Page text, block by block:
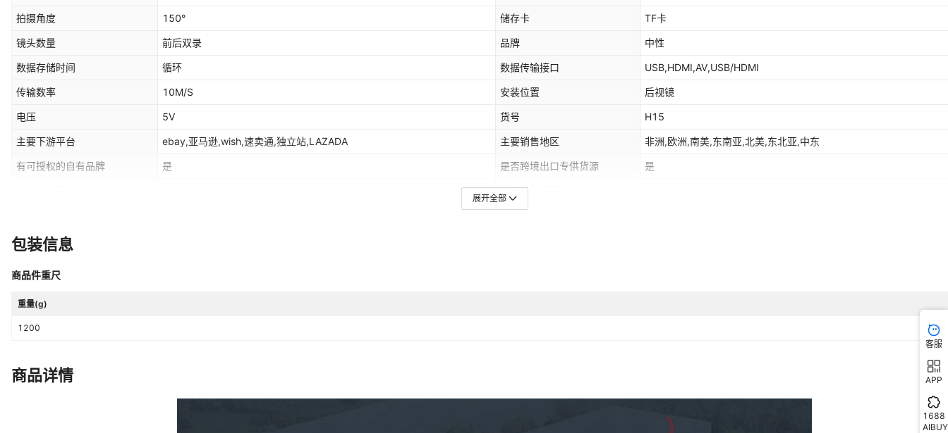
拍摄角度 150° 储存卡 TF卡
镜头数量 前后双录 品牌 中性
数据存储时间 循环 数据传输接口 USB,HDMI,AV,USB/HDMI
传输数率 10M/S 安装位置 后视镜
电压 5V 货号 H15
主要下游平台 ebay,亚马逊,wish,速卖通,独立站,LAZADA 主要销售地区 非洲,欧洲,南美,东南亚,北美,东北亚,中东
有可授权的自有品牌 是 是否跨境出口专供货源 是
是否专利货源
屏幕尺寸
展开全部
包装信息
商品件重尺
重量(g)
1200
商品详情
客服
APP
1688
AIBUY